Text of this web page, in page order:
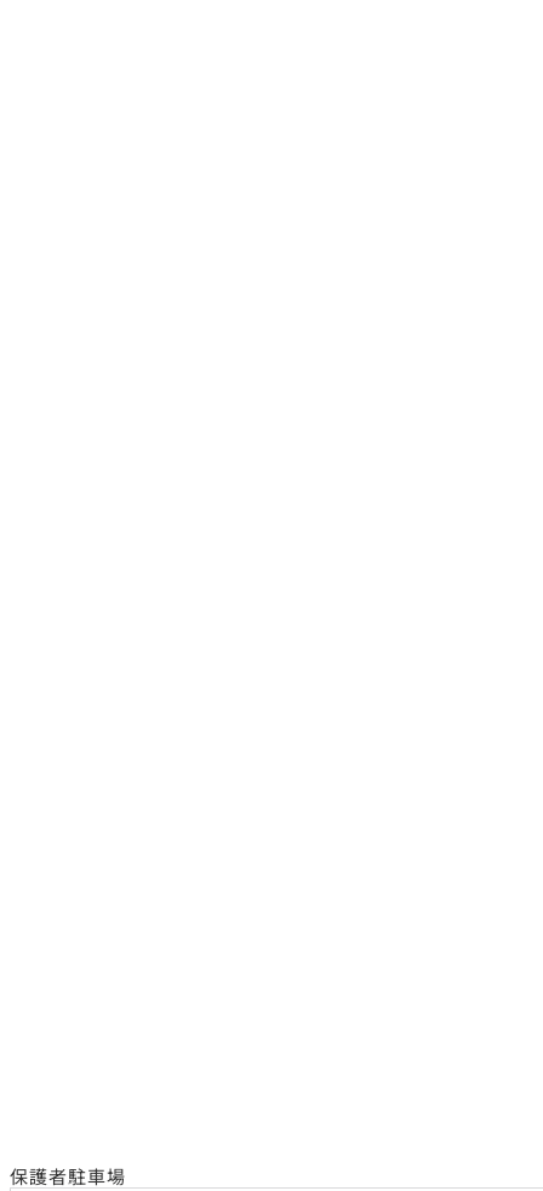
保護者駐車場